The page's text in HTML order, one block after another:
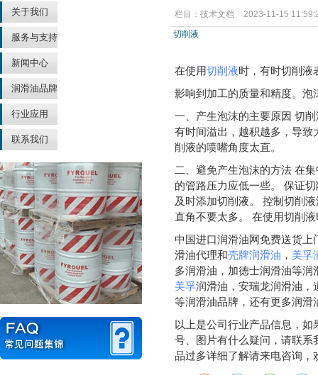
关于我们
服务与支持
新闻中心
润滑油品牌
行业应用
联系我们
栏目： 技术文档
2023-11-15
切削液
在使用切削液时，有时切削液
影响到加工的质量和精度。泡
一、产生泡沫的主要原因 切
有时间溢出，越积越多，导致
削液的喷嘴角度太直。
二、避免产生泡沫的方法 在
的管路压力应低一些。 保证
及时添加切削液。 控制切削
直角不要太多。 在使用切削
中国进口润滑油网免费送货上
滑油代理和壳牌润滑油 ， 美孚
多润滑油，加德士润滑油等
美孚润滑油，安瑞龙润滑油，
等润滑油品牌，还有更多润滑
以上是公司行业产品信息，
号、图片有什么疑问，请联系
品过多详细了解请来电咨询，